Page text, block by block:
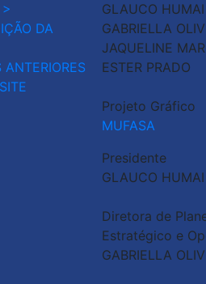
DA
GLAUCO HUMAI
GABRIELLA
JAQUELINE
ESTER PRADO
Projeto Gráfico
MUFASA
Presidente
GLAUCO HUMAI
Diretora de
Estratégico e
GABRIELLA